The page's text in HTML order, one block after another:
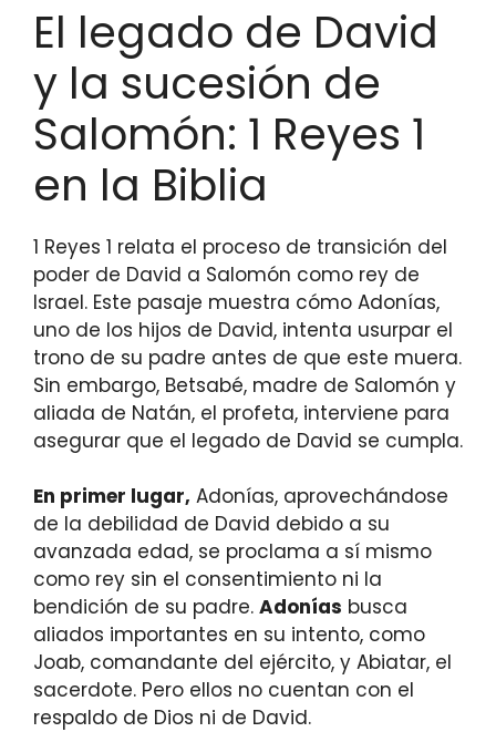
El legado de David
y la sucesión de
Salomón: 1 Reyes 1
en la Biblia
1 Reyes 1 relata el proceso de transición del
poder de David a Salomón como rey de
Israel. Este pasaje muestra cómo Adonías,
uno de los hijos de David, intenta usurpar el
trono de su padre antes de que este muera.
Sin embargo, Betsabé, madre de Salomón y
aliada de Natán, el profeta, interviene para
asegurar que el legado de David se cumpla.
En primer lugar, Adonías, aprovechándose
de la debilidad de David debido a su
avanzada edad, se proclama a sí mismo
como rey sin el consentimiento ni la
bendición de su padre. Adonías busca
aliados importantes en su intento, como
Joab, comandante del ejército, y Abiatar, el
sacerdote. Pero ellos no cuentan con el
respaldo de Dios ni de David.